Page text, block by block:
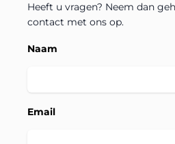
Heeft u vragen? Neem dan
contact met ons op.
Naam
Email